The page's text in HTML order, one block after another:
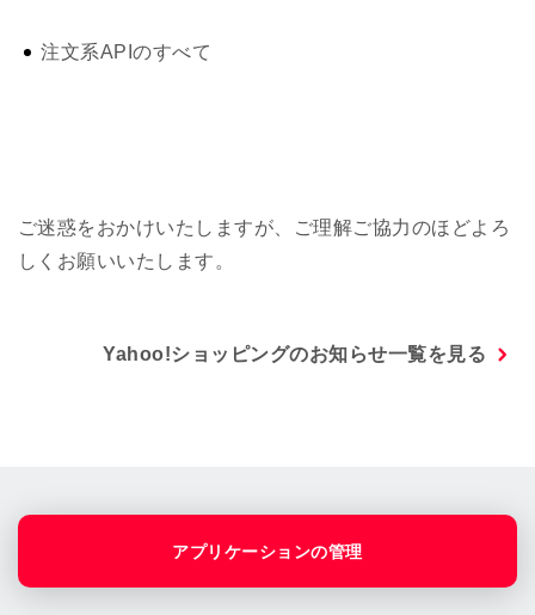
注文系APIのすべて
ご迷惑をおかけいたしますが、ご理解ご協力のほどよろ
しくお願いいたします。
Yahoo!ショッピングのお知らせ一覧を見る
アプリケーションの管理